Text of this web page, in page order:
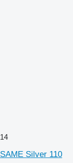
14
SAME Silver 110